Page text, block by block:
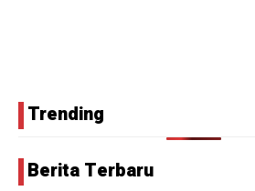
Trending
Berita Terbaru